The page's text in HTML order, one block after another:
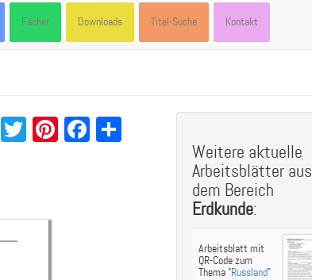
Fächer Downloads Titel-Suche Kontakt
WhatsApp
Twitter
Pinterest
Facebook
Share
Weitere aktuelle
Arbeitsblätter aus
dem Bereich
Erdkunde:
Arbeitsblatt mit
QR-Code zum
Thema "Russland"